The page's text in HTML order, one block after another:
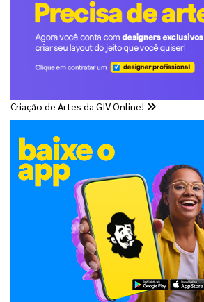
Criação de Artes da GIV Online!